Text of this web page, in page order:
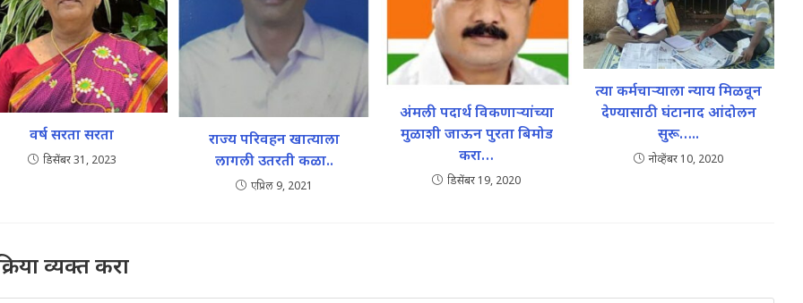
वर्ष सरता सरता
डिसेंबर 31, 2023
राज्य परिवहन खात्याला
लागली उतरती कळा..
एप्रिल 9, 2021
अंमली पदार्थ विकणाऱ्यांच्या
मुळाशी जाऊन पुरता बिमोड
करा…
डिसेंबर 19, 2020
त्या कर्मचाऱ्याला न्याय मिळवून
देण्यासाठी घंटानाद आंदोलन
सुरू…..
नोव्हेंबर 10, 2020
व्यक्त करा